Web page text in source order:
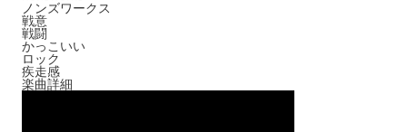
ノンズワークス
戦意
戦闘
かっこいい
ロック
疾走感
楽曲詳細